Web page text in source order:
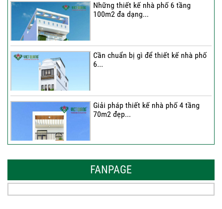
Những thiết kế nhà phố 6 tầng
100m2 đa dạng...
Cần chuẩn bị gì để thiết kế nhà phố
6...
Giải pháp thiết kế nhà phố 4 tầng
70m2 đẹp...
đẹp, sang...
FANPAGE